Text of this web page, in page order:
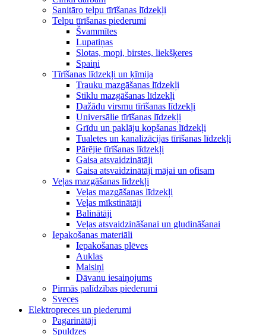
Sanitāro telpu tīrīšanas līdzekļi
Telpu tīrīšanas piederumi
Švammītes
Lupatiņas
Slotas, mopi, birstes, liekšķeres
Spaiņi
Tīrīšanas līdzekļi un ķīmija
Trauku mazgāšanas līdzekļi
Stiklu mazgāšanas līdzekļi
Dažādu virsmu tīrīšanas līdzekļi
Universālie tīrīšanas līdzekļi
Grīdu un paklāju kopšanas līdzekļi
Tualetes un kanalizācijas tīrīšanas līdzekļi
Pārējie tīrīšanas līdzekļi
Gaisa atsvaidzinātāji
Gaisa atsvaidzinātāji mājai un ofisam
Veļas mazgāšanas līdzekļi
Veļas mazgāšanas līdzekļi
Veļas mīkstinātāji
Balinātāji
Veļas atsvaidzināšanai un gludināšanai
Iepakošanas materiāli
Iepakošanas plēves
Auklas
Maisiņi
Dāvanu iesaiņojums
Pirmās palīdzības piederumi
Sveces
Elektropreces un piederumi
Pagarinātāji
Spuldzes